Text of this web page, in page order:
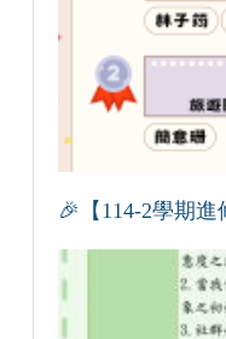
🎉【114-2學期